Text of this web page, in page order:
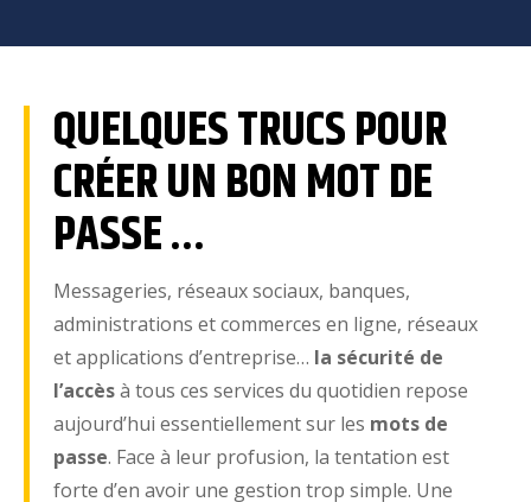
QUELQUES TRUCS POUR
CRÉER UN BON MOT DE
PASSE …
Messageries, réseaux sociaux, banques,
administrations et commerces en ligne, réseaux
et applications d’entreprise… la sécurité de
l’accèsà tous ces services du quotidien repose
aujourd’hui essentiellement sur les mots de
passe. Face à leur profusion, la tentation est
forte d’en avoir une gestion trop simple. Une